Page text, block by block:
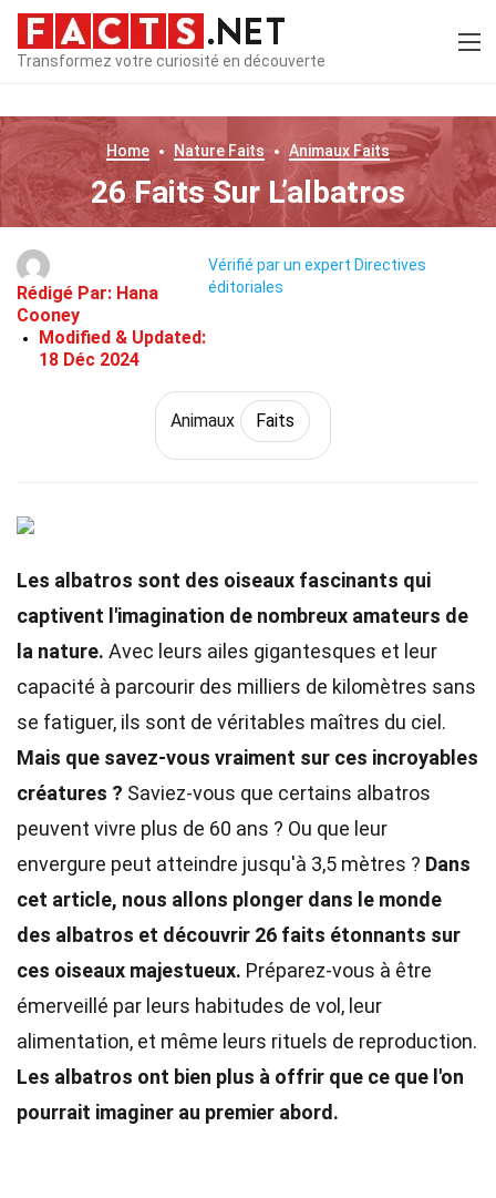
Transformez votre curiosité en découverte
Home Nature Faits Animaux Faits
26 Faits Sur L’albatros
Rédigé Par: Hana
Cooney
Modified & Updated:
18 Déc 2024
Vérifié par un expert Directives
éditoriales
Animaux Faits
Les albatros sont des oiseaux fascinants qui
captivent l'imagination de nombreux amateurs de
la nature. Avec leurs ailes gigantesques et leur
capacité à parcourir des milliers de kilomètres sans
se fatiguer, ils sont de véritables maîtres du ciel.
Mais que savez-vous vraiment sur ces incroyables
créatures ? Saviez-vous que certains albatros
peuvent vivre plus de 60 ans ? Ou que leur
envergure peut atteindre jusqu'à 3,5 mètres ? Dans
cet article, nous allons plonger dans le monde
des albatros et découvrir 26 faits étonnants sur
ces oiseaux majestueux. Préparez-vous à être
émerveillé par leurs habitudes de vol, leur
alimentation, et même leurs rituels de reproduction.
Les albatros ont bien plus à offrir que ce que l'on
pourrait imaginer au premier abord.